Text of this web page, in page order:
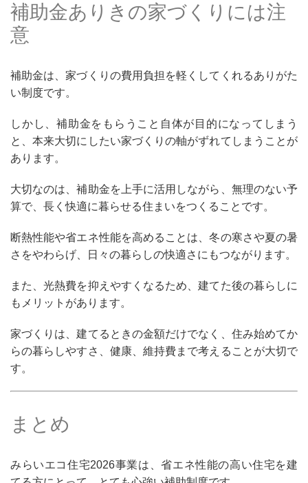
補助金ありきの家づくりには注
意
補助金は、家づくりの費用負担を軽くしてくれるありがた
い制度です。
しかし、補助金をもらうこと自体が目的になってしまう
と、本来大切にしたい家づくりの軸がずれてしまうことが
あります。
大切なのは、補助金を上手に活用しながら、無理のない予
算で、長く快適に暮らせる住まいをつくることです。
断熱性能や省エネ性能を高めることは、冬の寒さや夏の暑
さをやわらげ、日々の暮らしの快適さにもつながります。
また、光熱費を抑えやすくなるため、建てた後の暮らしに
もメリットがあります。
家づくりは、建てるときの金額だけでなく、住み始めてか
らの暮らしやすさ、健康、維持費まで考えることが大切で
す。
まとめ
みらいエコ住宅2026事業は、省エネ性能の高い住宅を建